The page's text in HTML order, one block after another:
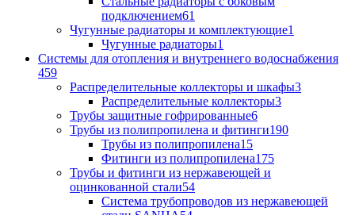
подключением61
Чугунные радиаторы и комплектующие1
Чугунные радиаторы1
Системы для отопления и внутреннего водоснабжения
459
Распределительные коллекторы и шкафы3
Распределительные коллекторы3
Трубы защитные гофрированные6
Трубы из полипропилена и фитинги190
Трубы из полипропилена15
Фитинги из полипропилена175
Трубы и фитинги из нержавеющей и
оцинкованной стали54
Система трубопроводов из нержавеющей